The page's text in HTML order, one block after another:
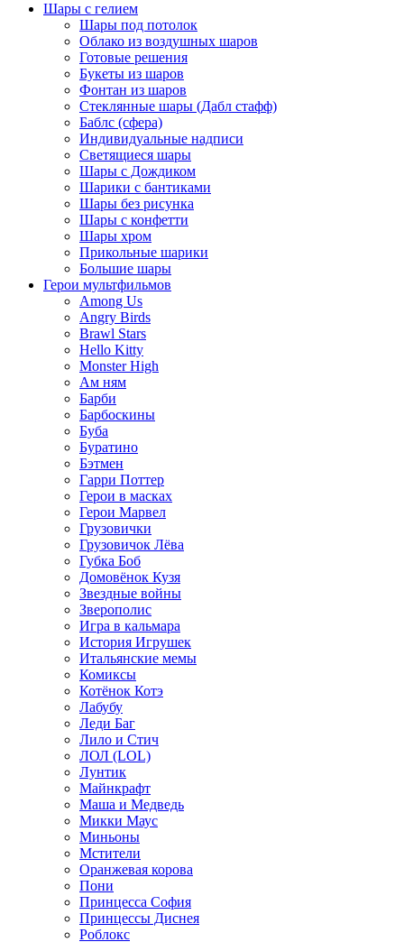
Шары с гелием
Шары под потолок
Облако из воздушных шаров
Готовые решения
Букеты из шаров
Фонтан из шаров
Стеклянные шары (Дабл стафф)
Баблс (сфера)
Индивидуальные надписи
Светящиеся шары
Шары с Дождиком
Шарики с бантиками
Шары без рисунка
Шары с конфетти
Шары хром
Прикольные шарики
Большие шары
Герои мультфильмов
Among Us
Angry Birds
Brawl Stars
Hello Kitty
Monster High
Ам ням
Барби
Барбоскины
Буба
Буратино
Бэтмен
Гарри Поттер
Герои в масках
Герои Марвел
Грузовички
Грузовичок Лёва
Губка Боб
Домовёнок Кузя
Звездные войны
Зверополис
Игра в кальмара
История Игрушек
Итальянские мемы
Комиксы
Котёнок Котэ
Лабубу
Леди Баг
Лило и Стич
ЛОЛ (LOL)
Лунтик
Майнкрафт
Маша и Медведь
Микки Маус
Миньоны
Мстители
Оранжевая корова
Пони
Принцесса София
Принцессы Диснея
Роблокс